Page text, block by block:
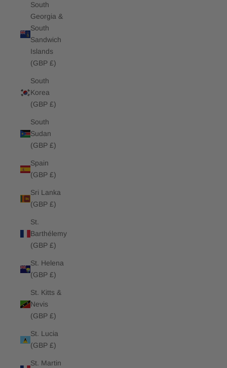
South
Georgia &
South
Sandwich
Islands
(GBP £)
South
Korea
(GBP £)
South
Sudan
(GBP £)
Spain
(GBP £)
Sri Lanka
(GBP £)
St.
Barthélemy
(GBP £)
St. Helena
(GBP £)
St. Kitts &
Nevis
(GBP £)
St. Lucia
(GBP £)
St. Martin